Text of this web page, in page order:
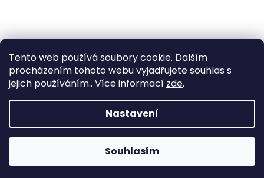
Tento web používá soubory cookie. Dalším
procházením tohoto webu vyjadřujete souhlas s
jejich používáním.. Více informací zde.
Nastavení
Souhlasím
Sledovat na Instagramu
Vytvořil Shoptet
Za Výlohou. Všechna práva vyhrazena.